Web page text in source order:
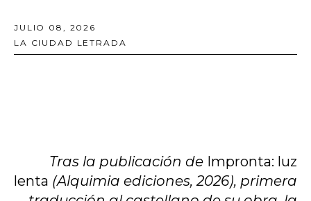
JULIO 08, 2026
LA CIUDAD LETRADA
Tras la publicación de Impronta: luz
lenta (Alquimia ediciones, 2026), primera